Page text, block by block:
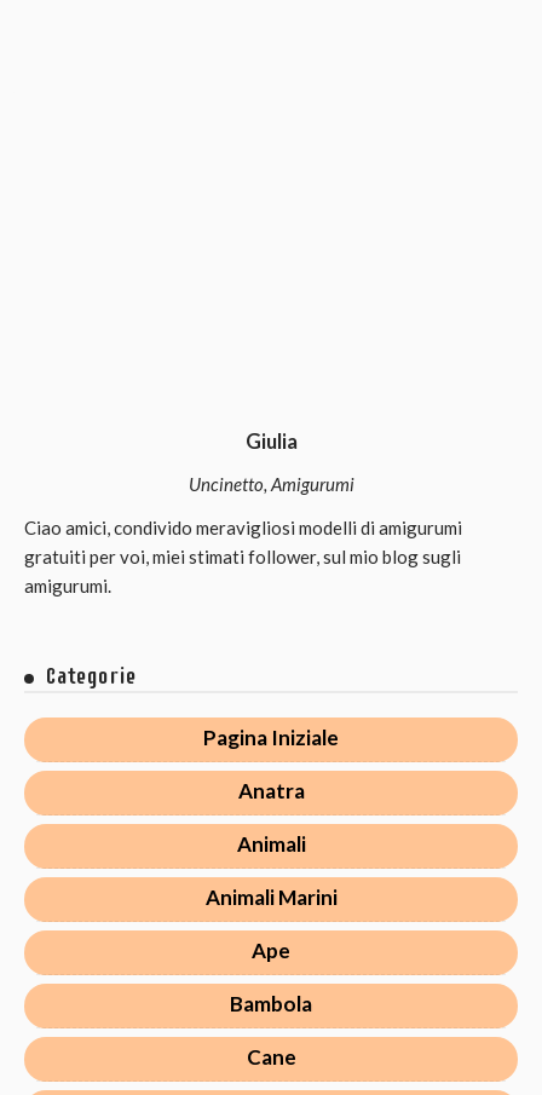
Giulia
Uncinetto, Amigurumi
Ciao amici, condivido meravigliosi modelli di amigurumi
gratuiti per voi, miei stimati follower, sul mio blog sugli
amigurumi.
Categorie
Pagina Iniziale
Anatra
Animali
Animali Marini
Ape
Bambola
Cane